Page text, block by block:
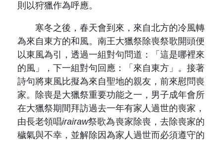
則以狩獵作為呼應。
寒冬之後，春天會到來，來自北方的冷風轉
為來自東方的和風。南王大獵祭除喪祭歌開頭便
以東風為引，透過一組對句問道：「這是哪裡來
的風」，下一組對句回應：「來自東方」。接著
詩句將東風比擬為來自聖地的親友，前來慰問喪
家。除喪是大獵祭重要功能之一，男子成年會所
在大獵祭期間拜訪過去一年有家人過世的喪家，
由長老領唱irairaw祭歌為喪家除喪，去除喪家的
穢氣與不幸，並解除因為家人過世而必須遵守的